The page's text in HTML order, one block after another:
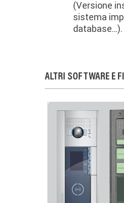
(Versione
sistema
database…).
ALTRI SOFTWARE E